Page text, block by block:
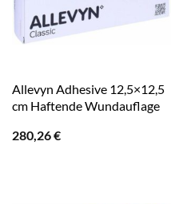
Allevyn Adhesive 12,5×12,5
cm Haftende Wundauflage
280,26€